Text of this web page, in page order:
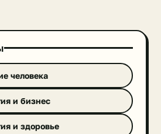
человека
и бизнес
и здоровье